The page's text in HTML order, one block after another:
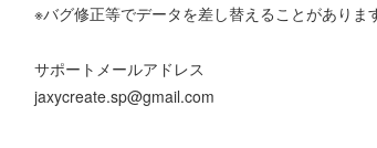
※バグ修正等でデータを差し替えることがありま
サポートメールアドレス
jaxycreate.sp@gmail.com